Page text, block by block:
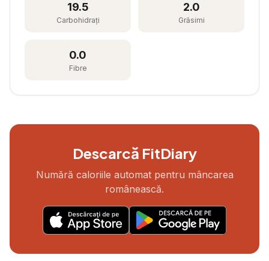
19.5
Carbohidrați
2.0
Grăsimi
0.0
Fibre
Descarcă FitDiary
Numără caloriile automat pentru mâncarea
românească.